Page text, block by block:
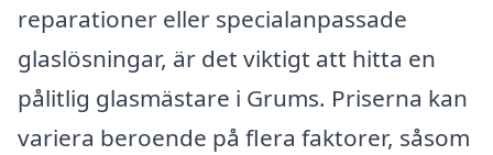
reparationer eller specialanpassade
glaslösningar, är det viktigt att hitta en
pålitlig glasmästare i Grums. Priserna kan
variera beroende på flera faktorer, såsom